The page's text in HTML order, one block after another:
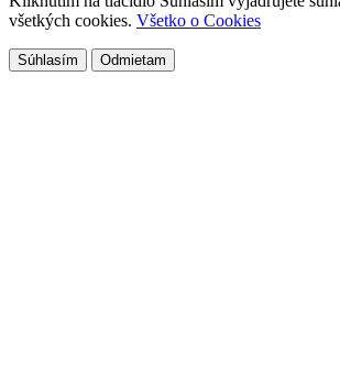
všetkých cookies. Všetko o Cookies
Súhlasím Odmietam